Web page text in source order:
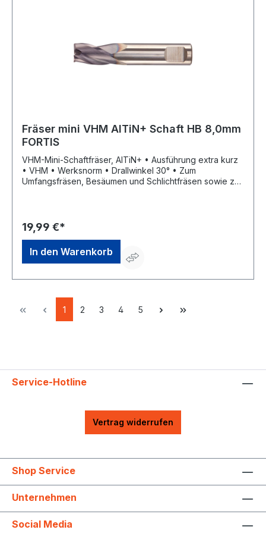
Fräser mini VHM AlTiN+ Schaft HB 8,0mm
FORTIS
VHM-Mini-Schaftfräser, AlTiN+ • Ausführung extra kurz
• VHM • Werksnorm • Drallwinkel 30° • Zum
Umfangsfräsen, Besäumen und Schlichtfräsen sowie zur
19,99 €*
In den Warenkorb
1 2 3 4 5
Service-Hotline
Vertrag widerrufen
Shop Service
Unternehmen
Social Media